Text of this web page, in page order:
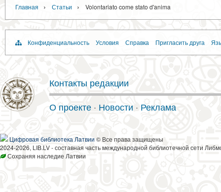
Главная › Статьи › Volontariato come stato d'anima
Конфиденциальность Условия Справка Пригласить друга
Контакты редакции
О проекте · Новости · Реклама
Цифровая библиотека Латвии © Все права защищены
2024-2026, LIB.LV - составная часть международной библиотечной сети
Сохраняя наследие Латвии